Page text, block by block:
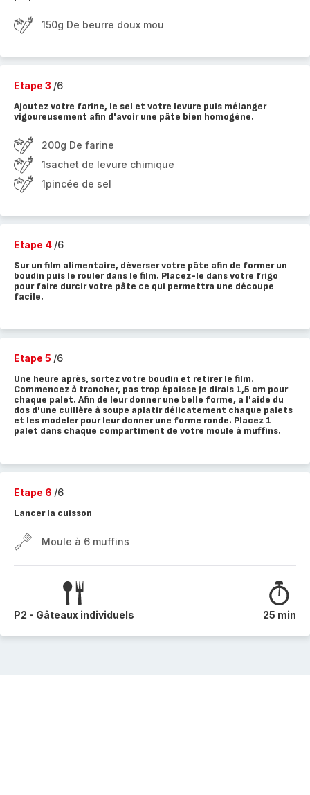
150g De beurre doux mou
Etape 3 /6
Ajoutez votre farine, le sel et votre levure puis mélanger
vigoureusement afin d'avoir une pâte bien homogène.
200g De farine
1sachet de levure chimique
1pincée de sel
Etape 4 /6
Sur un film alimentaire, déverser votre pâte afin de former un
boudin puis le rouler dans le film. Placez-le dans votre frigo
pour faire durcir votre pâte ce qui permettra une découpe
facile.
Etape 5 /6
Une heure après, sortez votre boudin et retirer le film.
Commencez à trancher, pas trop épaisse je dirais 1,5 cm pour
chaque palet. Afin de leur donner une belle forme, a l'aide du
dos d'une cuillère à soupe aplatir délicatement chaque palets
et les modeler pour leur donner une forme ronde. Placez 1
palet dans chaque compartiment de votre moule à muffins.
Etape 6 /6
Lancer la cuisson
Moule à 6 muffins
P2 - Gâteaux individuels 25 min